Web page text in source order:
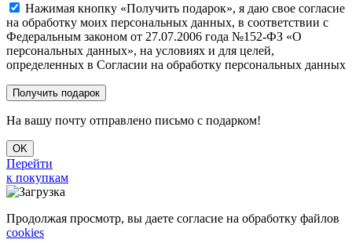
Нажимая кнопку «Получить подарок», я даю свое согласие
на обработку моих персональных данных, в соответствии с
Федеральным законом от 27.07.2006 года №152-ФЗ «О
персональных данных», на условиях и для целей,
определенных в Согласии на обработку персональных данных
На вашу почту отправлено письмо с подарком!
OK
Перейти
к покупкам
Продолжая просмотр, вы даете согласие на обработку файлов
cookies